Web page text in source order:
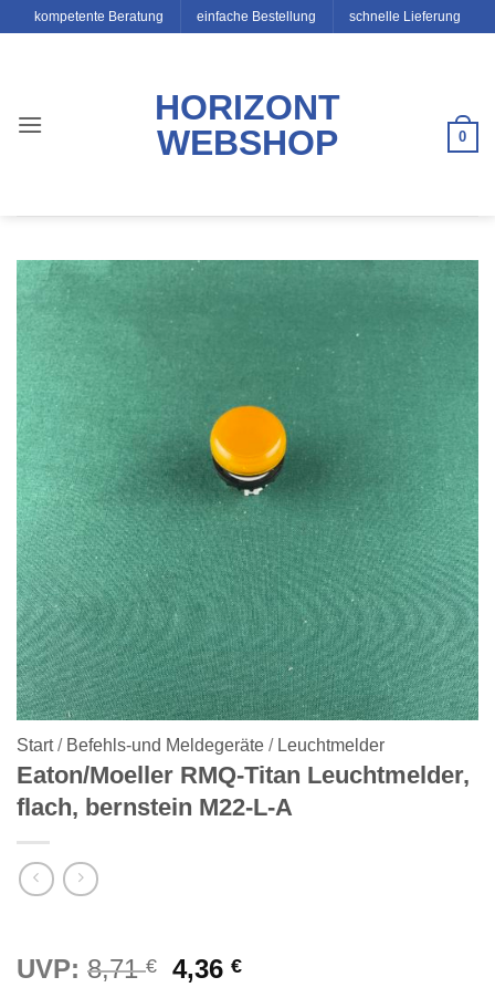
kompetente Beratung einfache Bestellung schnelle Lieferung
HORIZONT
WEBSHOP
0
Start / Befehls-und Meldegeräte / Leuchtmelder
Eaton/Moeller RMQ-Titan Leuchtmelder,
flach, bernstein M22-L-A
UVP: 8,71€
Ursprünglicher
4,36€Aktueller